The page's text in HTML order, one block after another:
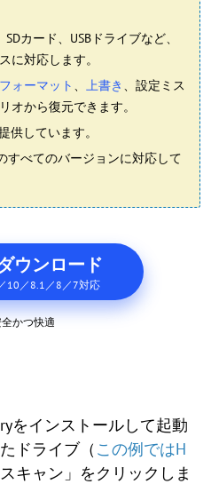
カード、USBドライブなど、
に対応します。
フォーマット 、 上書き 、設定ミス
オから復元できます。
供しています。
すべてのバージョンに対応して
ウンロード
10／8.1／8／7対応
かつ快適
をインストールして起動
ドライブ（ この例ではH
キャン」をクリックしま